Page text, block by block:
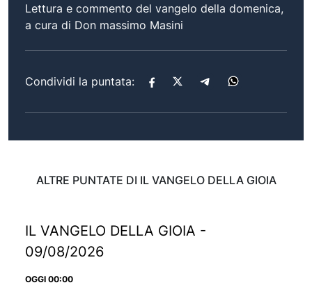
Lettura e commento del vangelo della domenica,
a cura di Don massimo Masini
Condividi la puntata:
ALTRE PUNTATE DI IL VANGELO DELLA GIOIA
IL VANGELO DELLA GIOIA -
09/08/2026
OGGI 00:00